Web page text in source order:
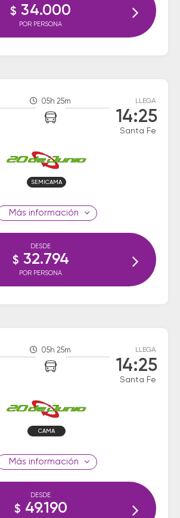
$ 34.000
POR PERSONA
05h 25m LLEGA
14:25
Santa Fe
SEMICAMA
información
DESDE
$ 32.794
POR PERSONA
05h 25m LLEGA
14:25
Santa Fe
CAMA
información
DESDE
$ 49.190